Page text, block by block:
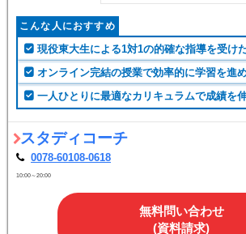
対象学年: 小 中 高 浪
授業形式: オンライン指導
こんな人におすすめ
現役東大生による1対1の的確な指導を受けた
一人ひとりに最適なカリキュラムで成績を